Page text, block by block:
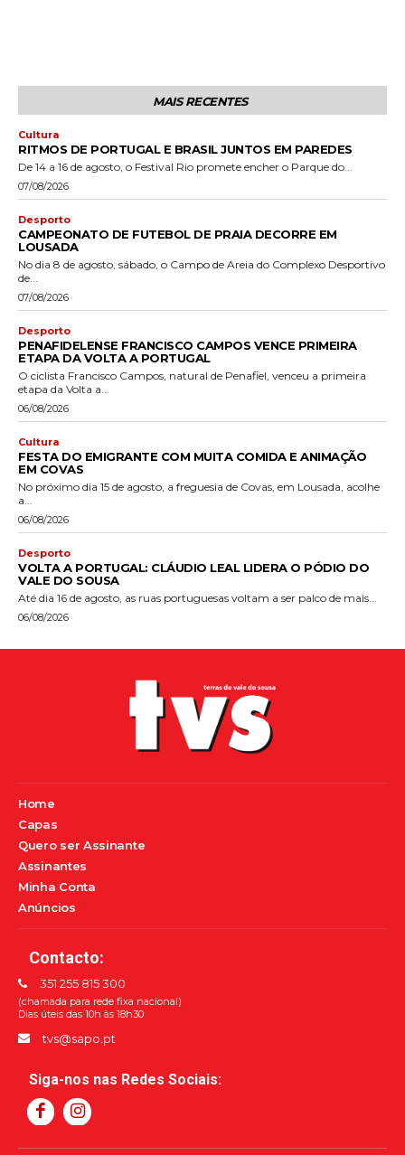
MAIS RECENTES
Cultura
RITMOS DE PORTUGAL E BRASIL JUNTOS EM PAREDES
De 14 a 16 de agosto, o Festival Rio promete encher o Parque do...
07/08/2026
Desporto
CAMPEONATO DE FUTEBOL DE PRAIA DECORRE EM
LOUSADA
No dia 8 de agosto, sábado, o Campo de Areia do Complexo Desportivo
de...
07/08/2026
Desporto
PENAFIDELENSE FRANCISCO CAMPOS VENCE PRIMEIRA
ETAPA DA VOLTA A PORTUGAL
O ciclista Francisco Campos, natural de Penafiel, venceu a primeira
etapa da Volta a...
06/08/2026
Cultura
FESTA DO EMIGRANTE COM MUITA COMIDA E ANIMAÇÃO
EM COVAS
No próximo dia 15 de agosto, a freguesia de Covas, em Lousada, acolhe
a...
06/08/2026
Desporto
VOLTA A PORTUGAL: CLÁUDIO LEAL LIDERA O PÓDIO DO
VALE DO SOUSA
Até dia 16 de agosto, as ruas portuguesas voltam a ser palco de mais...
06/08/2026
Home
Capas
Quero ser Assinante
Assinantes
Minha Conta
Anúncios
Contacto:
351 255 815 300
(chamada para rede fixa nacional)
Dias úteis das 10h às 18h30
tvs@sapo.pt
Siga-nos nas Redes Sociais: